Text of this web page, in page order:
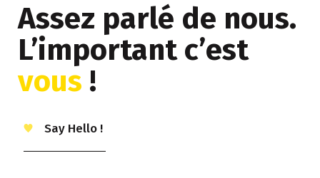
Assez parlé de nous.
L’important c’est
vous !
Say Hello !